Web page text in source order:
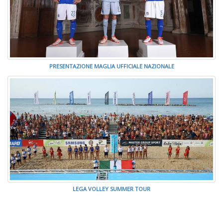
PRESENTAZIONE MAGLIA UFFICIALE NAZIONALE
LEGA VOLLEY SUMMER TOUR